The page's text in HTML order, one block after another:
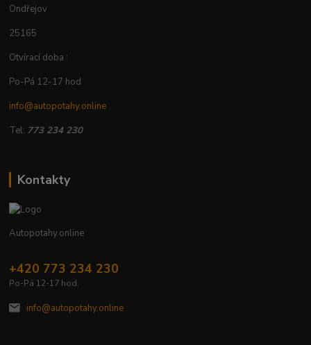
Ondřejov
25165
Otvírací doba :
Po-Pá 12-17 hod
info@autopotahy.online
Tel: 773 234 230
Kontakty
Autopotahy.online
+420 773 234 230
Po-Pá 12-17 hod.
info@autopotahy.online